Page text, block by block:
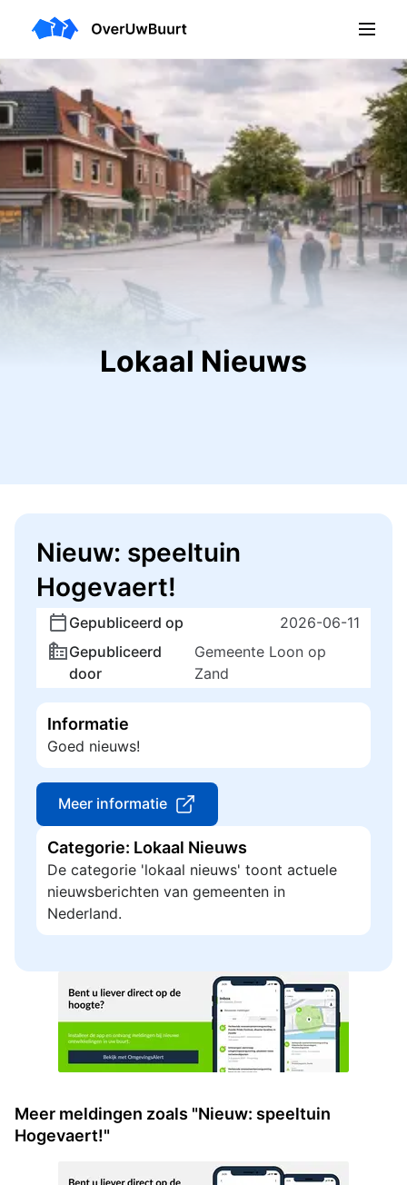
Lokaal Nieuws
Nieuw: speeltuin
Hogevaert!
Gepubliceerd op
2026-06-11
Gepubliceerd
door
Gemeente Loon op
Zand
Informatie
Goed nieuws!
Meer informatie
Categorie: Lokaal Nieuws
De categorie 'lokaal nieuws' toont actuele
nieuwsberichten van gemeenten in
Nederland.
Meer meldingen zoals "Nieuw: speeltuin
Hogevaert!"